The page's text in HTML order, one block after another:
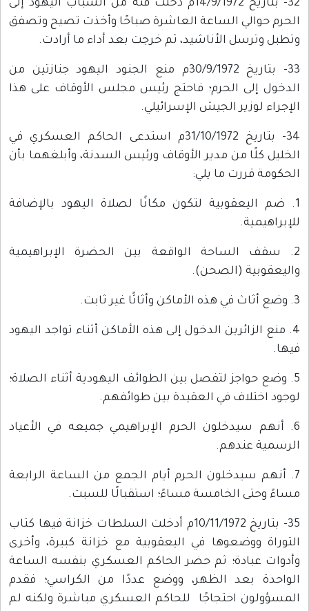
32- بتاريخ 14/9/1972م دخلت فئة من الشباب اليهود إلى
الحرم حوالي الساعة العاشرة صباحًا وأخذت تصيح وتصفق
وتطبل وترسل الأناشيد، ثم خرجت بعد أداء ما أرادت.
33- بتاريخ 30/9/1972م منع الجنود اليهود جنازتين من
الدخول إلى الحرم؛ فاحتج رئيس مجلس الأوقاف على هذا
الإجراء لوزير الجيش الإسرائيلي.
34- بتاريخ 31/10/1972م استدعى الحاكم العسكري في
الخليل كلًا من مدير الأوقاف ورئيس السدنة، وأبلغهما بأن
الحكومة قررت ما يلي:
1. ضم اليعقوبية لتكون مكانًا لصلاة اليهود بالإضافة
للإبراهيمية.
2. سقف الساحة الواقعة بين الحضرة الإبراهيمية
واليعقوبية (الصحن).
3. وضع أثاث في هذه الأماكن وأثاثًا غير ثابت.
4. منع الزائرين الدخول إلى هذه الأماكن أثناء تواجد اليهود
فيها.
5. وضع حواجز لتفصل بين الطوائف اليهودية أثناء الصلاة؛
لوجود اختلاف في العقيدة بين طوائفهم.
6. أنهم سيدخلون الحرم الإبراهيمي جميعه في الأعياد
الرسمية عندهم.
7. أنهم سيدخلون الحرم أيام الجمع من الساعة الرابعة
مساءً وحتى الخامسة مساءً؛ استقبالًا للسبت.
35- بتاريخ 10/11/1972م أدخلت السلطات خزانة فيها كتاب
التوراة ووضعوها في اليعقوبية مع خزانة كبيرة، وأخرى
وأدوات عبادة؛ ثم حضر الحاكم العسكري بنفسه الساعة
الواحدة بعد الظهر، ووضع عددًا من الكراسي؛ فقدم
المسؤولون احتجاجًا للحاكم العسكري مباشرة ولكنه لم